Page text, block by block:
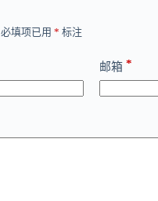
必填项已用 * 标注
邮箱 *